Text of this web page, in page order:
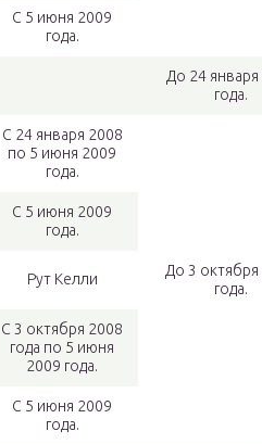
С 5 июня 2009
года.
До 24
года.
С 24 января 2008
по 5 июня 2009
года.
С 5 июня 2009
года.
Рут Келли
До 3
года.
С 3 октября 2008
года по 5 июня
2009 года.
С 5 июня 2009
года.